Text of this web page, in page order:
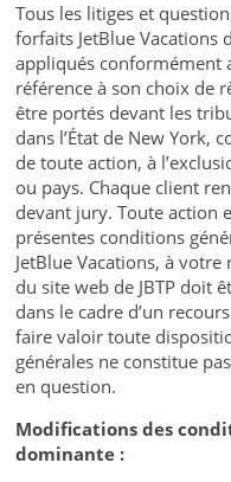
Tous les litiges et
forfaits JetBlue Vacations
appliqués conformément
référence à son choix de
être portés devant les
dans l’État de New York,
de toute action, à
ou pays. Chaque client
devant jury. Toute action
présentes conditions
JetBlue Vacations, à
du site web de JBTP doit
dans le cadre d’un
faire valoir toute
générales ne constitue
en question.
Modifications des
dominante :